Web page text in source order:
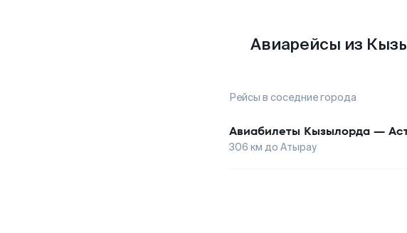
Авиарейсы из
Рейсы в соседние города
Авиабилеты Кызылорда —
306 км до Атырау